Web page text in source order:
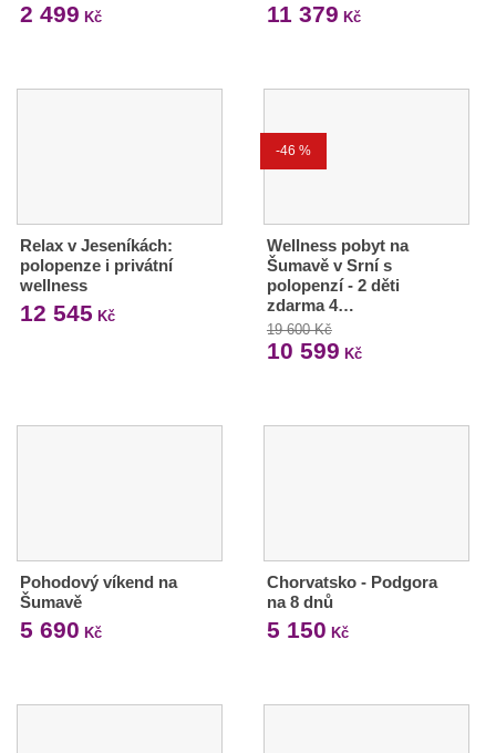
2 499 Kč 11 379 Kč
Relax v Jeseníkách:
polopenze i privátní
wellness
12 545 Kč
-46 %
Wellness pobyt na
Šumavě v Srní s
polopenzí - 2 děti
zdarma 4…
19 600 Kč
10 599 Kč
Pohodový víkend na
Šumavě
5 690 Kč
Chorvatsko - Podgora
na 8 dnů
5 150 Kč